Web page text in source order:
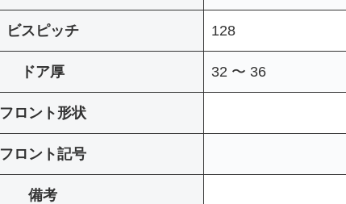
ビスピッチ 128
ドア厚 32 〜 36
フロント形状
フロント記号
備考